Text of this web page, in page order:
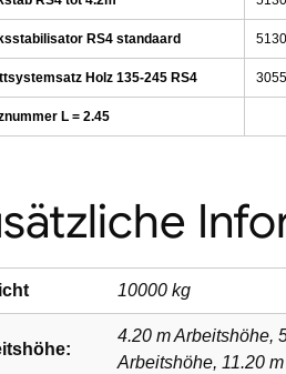
RS4 standaard
Holz 135-245 RS4
L = 2.45
10000 kg
4.20 m Arbeitshöhe,
Arbeitshöhe, 11.20